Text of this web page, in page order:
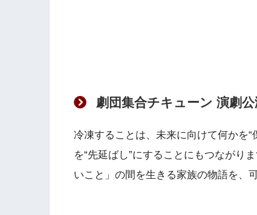
劇団集合チキューン 演劇公
冷凍することは、未来に向けて何かを
を“先延ばし”にすることにもつながり
いこと」の間を生きる家族の物語を、